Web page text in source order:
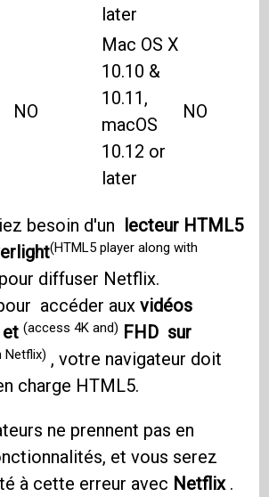
later
NO
Mac OS X
10.10 &
10.11,
macOS
10.12 or
later
NO
besoin d'un lecteur HTML5
(HTML5 player along with
pour diffuser Netflix.
accéder auxvidéos
et(access 4K and) FHD sur
Netflix) , votre navigateur doit
charge HTML5.
ne prennent pas en
et vous serez
à cette erreur avec Netflix.